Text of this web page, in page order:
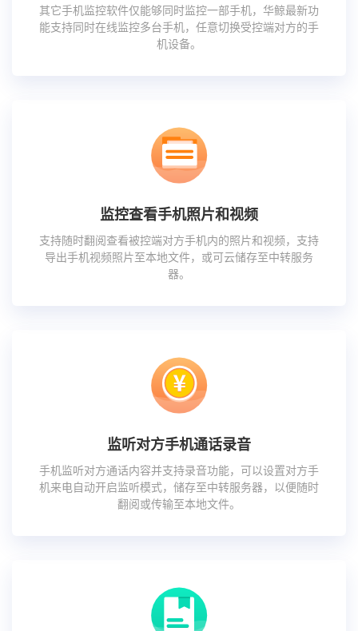
其它手机监控软件仅能够同时监控一部手机，华鲸最新功
能支持同时在线监控多台手机，任意切换受控端对方的手
机设备。
监控查看手机照片和视频
支持随时翻阅查看被控端对方手机内的照片和视频，支持
导出手机视频照片至本地文件，或可云储存至中转服务
器。
监听对方手机通话录音
手机监听对方通话内容并支持录音功能，可以设置对方手
机来电自动开启监听模式，储存至中转服务器，以便随时
翻阅或传输至本地文件。